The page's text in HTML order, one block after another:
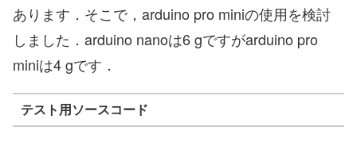
あります．そこで，arduino pro miniの使用を検討
しました．arduino nanoは6 gですがarduino pro
miniは4 gです．
テスト用ソースコード